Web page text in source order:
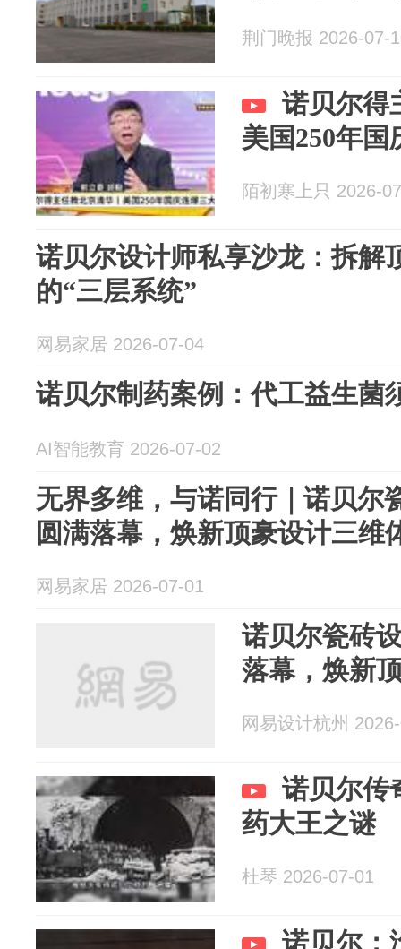
荆门晚报 2026-07-
诺贝尔得
美国250年
陌初寒上只 2026-
诺贝尔设计师私享沙龙：拆解
的“三层系统”
网易家居 2026-07-04
诺贝尔制药案例：代工益生菌
AI智能教育 2026-07-02
无界多维，与诺同行｜诺贝尔
圆满落幕，焕新顶豪设计三维
网易家居 2026-07-01
诺贝尔瓷砖
落幕，焕新
网易设计杭州
诺贝尔传
药大王之谜
杜琴 2026-07-01
诺贝尔：